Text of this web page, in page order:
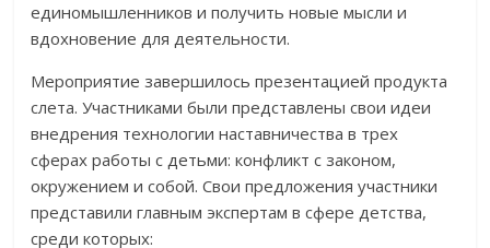
единомышленников и получить новые мысли и
вдохновение для деятельности.
Мероприятие завершилось презентацией продукта
слета. Участниками были представлены свои идеи
внедрения технологии наставничества в трех
сферах работы с детьми: конфликт с законом,
окружением и собой. Свои предложения участники
представили главным экспертам в сфере детства,
среди которых: